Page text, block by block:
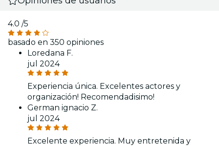
4.0 /5
basado en 350 opiniones
Loredana F.
jul 2024
Experiencia única. Excelentes actores y
organización! Recomendadisimo!
German ignacio Z.
jul 2024
Excelente experiencia. Muy entretenida y